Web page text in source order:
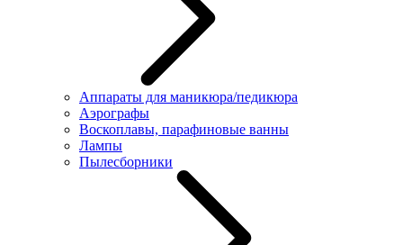
Аппараты для маникюра/педикюра
Аэрографы
Воскоплавы, парафиновые ванны
Лампы
Пылесборники